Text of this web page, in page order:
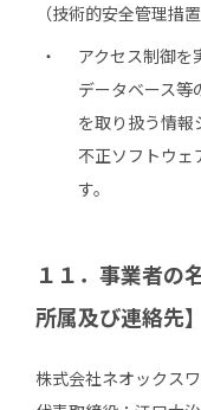
（技術的安全管理措置
アクセス制御を
データベース等
を取り扱う情報
不正ソフトウェ
す。
１１．事業者の
所属及び連絡先】
株式会社ネオックス